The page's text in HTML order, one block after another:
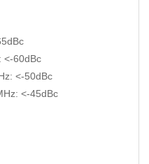
<-60dBc
<-50dBc
<-45dBc